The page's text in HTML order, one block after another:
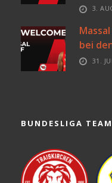
3.
bei
31.
BUNDESLIGA